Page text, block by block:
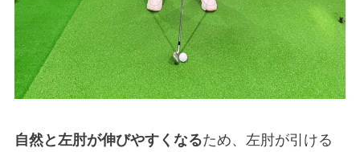
自然と左肘が伸びやすくなるため、左肘が引ける